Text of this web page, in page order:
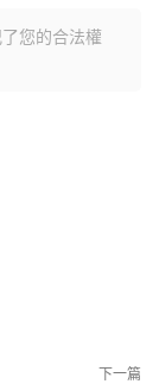
您的合法權
下一篇